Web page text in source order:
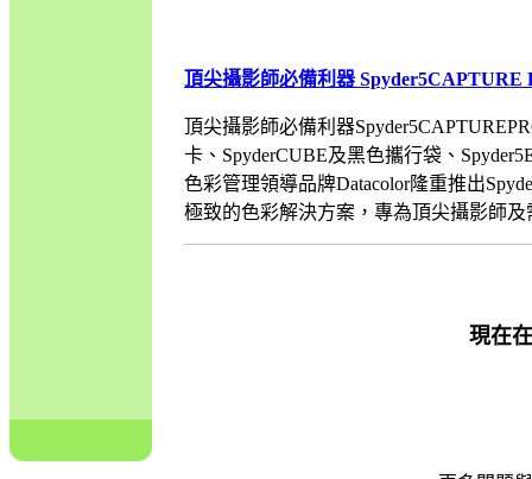
頂尖攝影師必備利器 Spyder5CAPTURE
頂尖攝影師必備利器
卡、SpyderCUBE及黑色攜行袋、
色彩管理領導品牌Datacolor隆重推出
極致的色彩解決方案，專為頂尖攝影師
現在